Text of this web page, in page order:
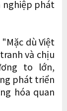
nghiệp phát
dù Việt
và chịu
to lớn,
phát triển
hóa quan